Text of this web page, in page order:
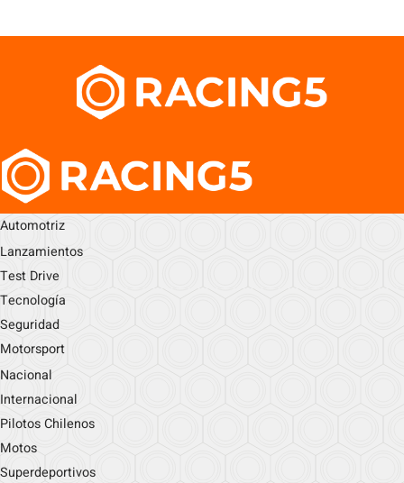
Automotriz
Lanzamientos
Test Drive
Tecnología
Seguridad
Motorsport
Nacional
Internacional
Pilotos Chilenos
Motos
Superdeportivos